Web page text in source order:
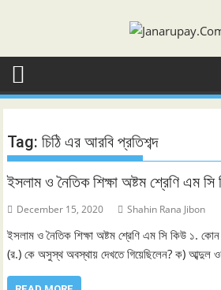
Tag:চিঠি এর আরবি প্রতিশব্দ
ইসলাম ও নৈতিক শিক্ষা অষ্টম শ্রেণি এম সি
December 15, 2020 Shahin Rana Jibon
ইসলাম ও নৈতিক শিক্ষা অষ্টম শ্রেণি এম সি কিউ ১. কোন
(র.) কে অসুস্থ অবস্থায় দেখতে গিয়েছিলেন? ক) আব্দুল